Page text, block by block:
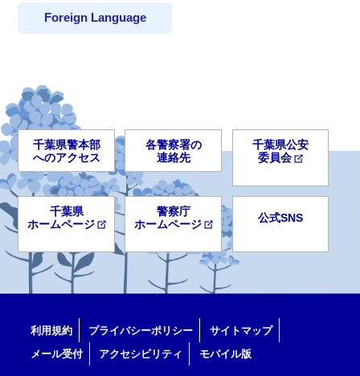
Foreign Language
千葉県警本部
へのアクセス
各警察署の
連絡先
千葉県公安
委員会
千葉県
ホームページ
警察庁
ホームページ
公式SNS
利用規約 プライバシーポリシー
サイトマップ
メール受付
アクセシビリティ モバイル版